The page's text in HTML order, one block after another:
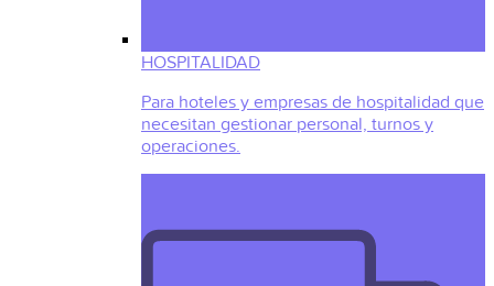
HOSPITALIDAD
Para hoteles y empresas de hospitalidad que
necesitan gestionar personal, turnos y
operaciones.